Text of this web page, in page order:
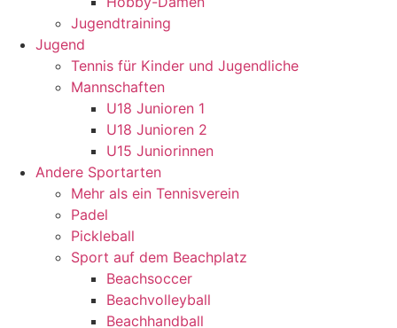
Jugendtraining
Jugend
Tennis für Kinder und Jugendliche
Mannschaften
U18 Junioren 1
U18 Junioren 2
U15 Juniorinnen
Andere Sportarten
Mehr als ein Tennisverein
Padel
Pickleball
Sport auf dem Beachplatz
Beachsoccer
Beachvolleyball
Beachhandball